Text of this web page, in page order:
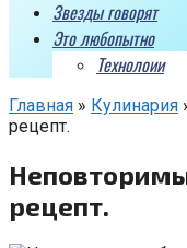
Звезды говорят
Это любопытно
Технолоии
Главная » Кулинария
рецепт.
рецепт.